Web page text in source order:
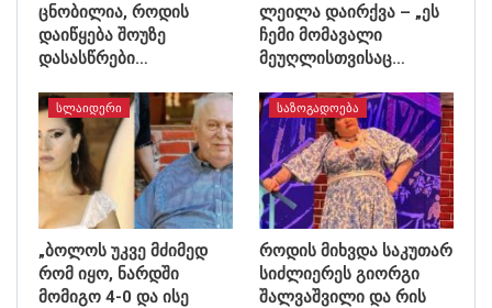
ცნობილია, როდის
დაიწყება შოუზე
დასასწრები…
ლეილა დაირქვა – „ეს
ჩემი მომავალი
მეუღლისთვისაც…
ᲡᲚᲐᲘᲓᲔᲠᲘ
„ბოლოს უკვე მძიმედ
რომ იყო, ნარდში
მომიგო 4-0 და ისე
ᲡᲐᲖᲝᲒᲐᲓᲝᲔᲑᲐ
როდის მიხვდა საკუთარ
სიძლიერეს გიორგი
შალვაშვილი და რის